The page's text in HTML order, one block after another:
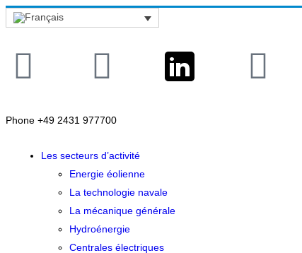
Phone +49 2431 977700
Les secteurs d’activité
Energie éolienne
La technologie navale
La mécanique générale
Hydroénergie
Centrales électriques